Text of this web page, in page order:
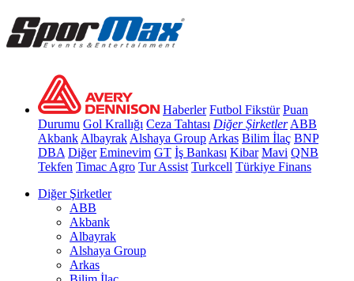
Haberler Futbol Fikstür Puan
Durumu Gol Krallığı Ceza Tahtası Diğer Şirketler ABB
Akbank Albayrak Alshaya Group Arkas Bilim İlaç BNP
DBA Diğer Eminevim GT İş Bankası Kibar Mavi QNB
Tekfen Timac Agro Tur Assist Turkcell Türkiye Finans
Diğer Şirketler
ABB
Akbank
Albayrak
Alshaya Group
Arkas